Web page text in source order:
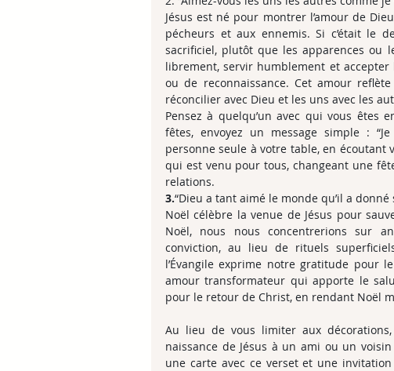
Jésus est né pour montrer l’amour de
pécheurs et aux ennemis. Si c’était le
sacrificiel, plutôt que les apparences ou
librement, servir humblement et
ou de reconnaissance. Cet amour
réconcilier avec Dieu et les uns avec les
Pensez à quelqu’un avec qui vous êtes
fêtes, envoyez un message simple :
personne seule à votre table, en écoutant
qui est venu pour tous, changeant une
relations.
3.“Dieu a tant aimé le monde qu’il a donné
Noël célèbre la venue de Jésus pour
Noël, nous nous concentrerions sur
conviction, au lieu de rituels
l’Évangile exprime notre gratitude pour
amour transformateur qui apporte le
pour le retour de Christ, en rendant Noël
Au lieu de vous limiter aux
naissance de Jésus à un ami ou un
une carte avec ce verset et une